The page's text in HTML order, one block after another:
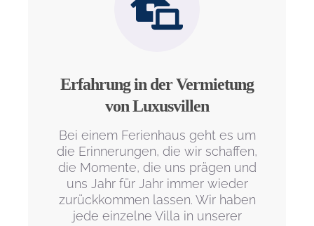
Erfahrung in der Vermietung
von Luxusvillen
Bei einem Ferienhaus geht es um
die Erinnerungen, die wir schaffen,
die Momente, die uns prägen und
uns Jahr für Jahr immer wieder
zurückkommen lassen. Wir haben
jede einzelne Villa in unserer